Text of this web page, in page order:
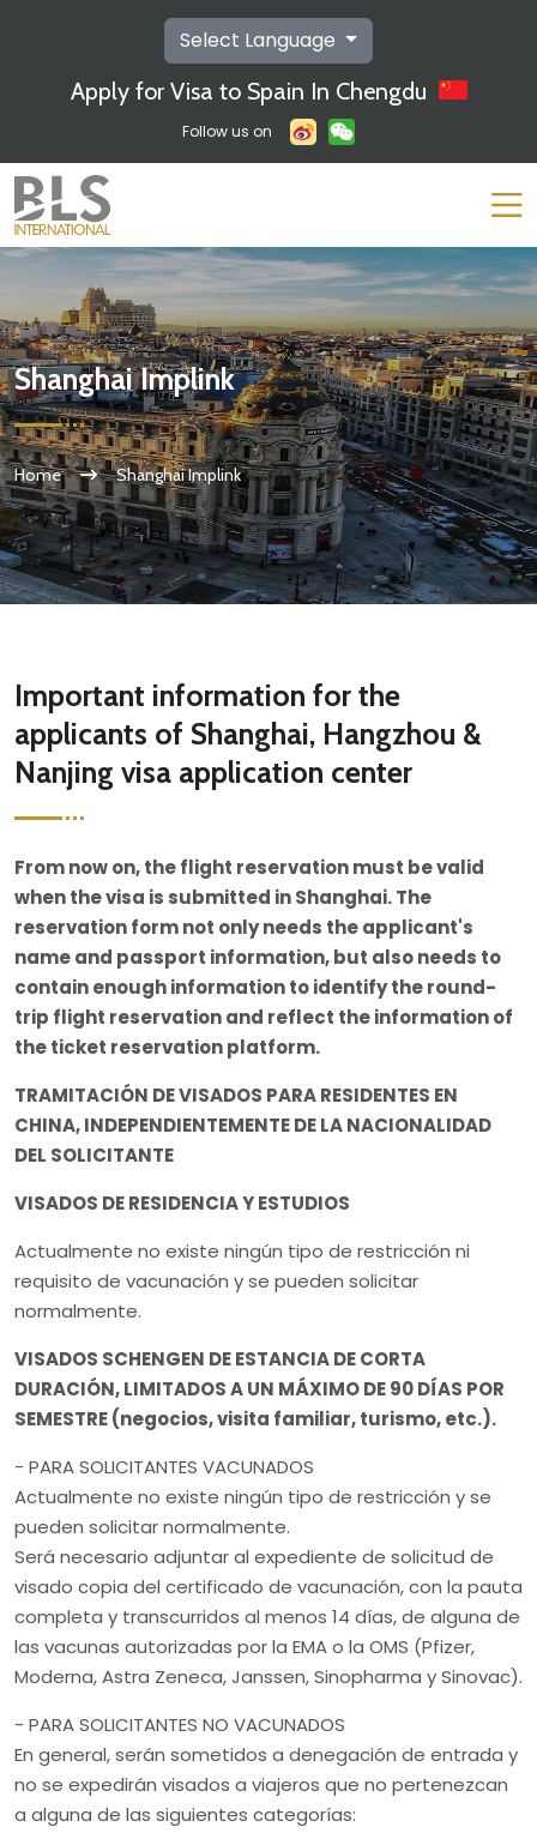
Select Language
Apply for Visa to Spain In Chengdu
Follow us on
Shanghai Implink
Home Shanghai Implink
Important information for the
applicants of Shanghai, Hangzhou &
Nanjing visa application center
From now on, the flight reservation must be valid
when the visa is submitted in Shanghai. The
reservation form not only needs the applicant's
name and passport information, but also needs to
contain enough information to identify the round-
trip flight reservation and reflect the information of
the ticket reservation platform.
TRAMITACIÓN DE VISADOS PARA RESIDENTES EN
CHINA, INDEPENDIENTEMENTE DE LA NACIONALIDAD
DEL SOLICITANTE
VISADOS DE RESIDENCIA Y ESTUDIOS
Actualmente no existe ningún tipo de restricción ni
requisito de vacunación y se pueden solicitar
normalmente.
VISADOS SCHENGEN DE ESTANCIA DE CORTA
DURACIÓN, LIMITADOS A UN MÁXIMO DE 90 DÍAS POR
SEMESTRE (negocios, visita familiar, turismo, etc.).
- PARA SOLICITANTES VACUNADOS
Actualmente no existe ningún tipo de restricción y se
pueden solicitar normalmente.
Será necesario adjuntar al expediente de solicitud de
visado copia del certificado de vacunación, con la pauta
completa y transcurridos al menos 14 días, de alguna de
las vacunas autorizadas por la EMA o la OMS (Pfizer,
Moderna, Astra Zeneca, Janssen, Sinopharma y Sinovac).
- PARA SOLICITANTES NO VACUNADOS
En general, serán sometidos a denegación de entrada y
no se expedirán visados a viajeros que no pertenezcan
a alguna de las siguientes categorías: